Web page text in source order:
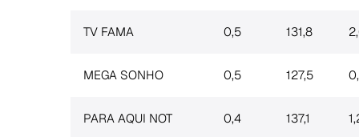
TV FAMA 0,5 131,8
MEGA SONHO 0,5 127,5
PARA AQUI NOT 0,4 137,1